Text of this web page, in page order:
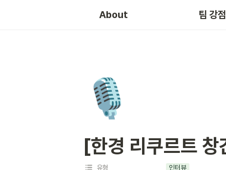
About 팀 강
🎙️
[한경 리쿠르트
유형 인터뷰